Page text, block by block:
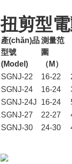
扭剪型
產(chǎn)品
型號
(Model)
測量范
圍
（ M ）
SGNJ-22 16-22
SGNJ-24
16-24
SGNJ-24J
16-24
SGNJ-27
22-27
SGNJ-30
24-30